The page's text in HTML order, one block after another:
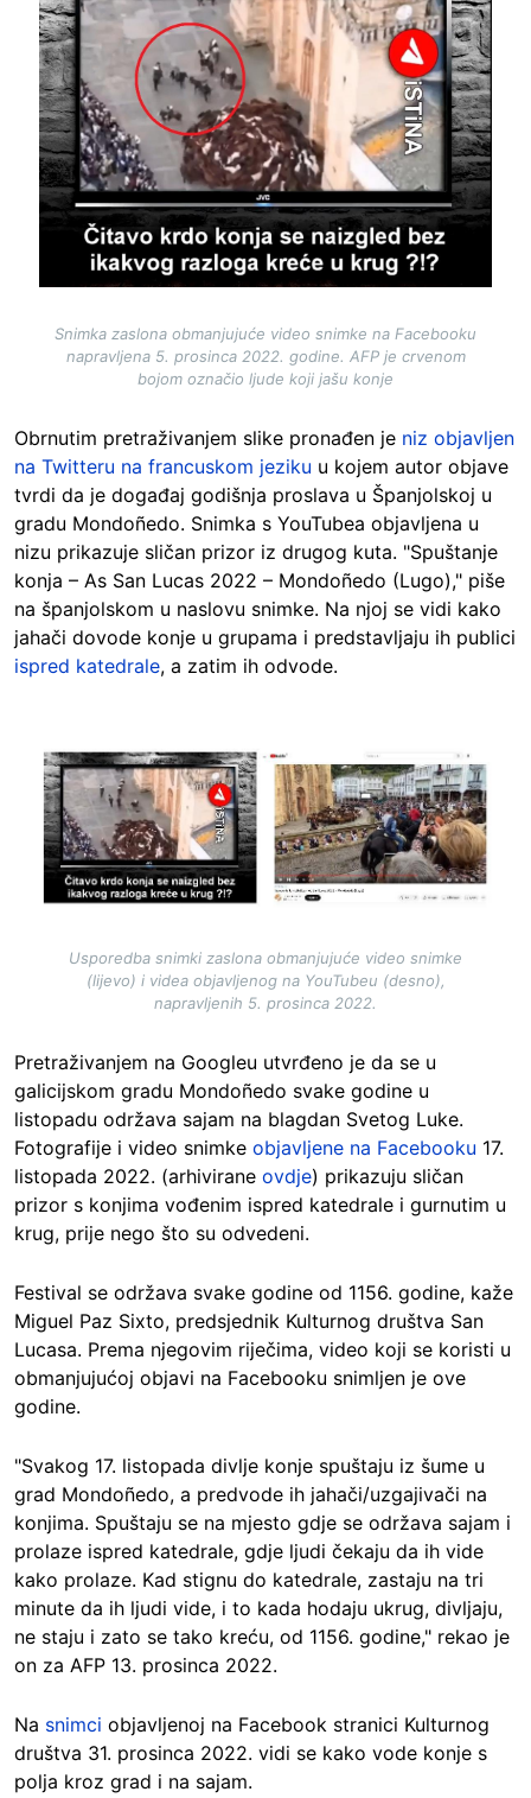
Snimka zaslona obmanjujuće video snimke na Facebooku
napravljena 5. prosinca 2022. godine. AFP je crvenom
bojom označio ljude koji jašu konje
Obrnutim pretraživanjem slike pronađen je niz objavljen
na Twitteru na francuskom jeziku u kojem autor objave
tvrdi da je događaj godišnja proslava u Španjolskoj u
gradu Mondoñedo. Snimka s YouTubea objavljena u
nizu prikazuje sličan prizor iz drugog kuta. "Spuštanje
konja – As San Lucas 2022 – Mondoñedo (Lugo)," piše
na španjolskom u naslovu snimke. Na njoj se vidi kako
jahači dovode konje u grupama i predstavljaju ih publici
ispred katedrale, a zatim ih odvode.
Image
Usporedba snimki zaslona obmanjujuće video snimke
(lijevo) i videa objavljenog na YouTubeu (desno),
napravljenih 5. prosinca 2022.
Pretraživanjem na Googleu utvrđeno je da se u
galicijskom gradu Mondoñedo svake godine u
listopadu održava sajam na blagdan Svetog Luke.
Fotografije i video snimke objavljene na Facebooku 17.
listopada 2022. (arhivirane ovdje) prikazuju sličan
prizor s konjima vođenim ispred katedrale i gurnutim u
krug, prije nego što su odvedeni.
Festival se održava svake godine od 1156. godine, kaže
Miguel Paz Sixto, predsjednik Kulturnog društva San
Lucasa. Prema njegovim riječima, video koji se koristi u
obmanjujućoj objavi na Facebooku snimljen je ove
godine.
"Svakog 17. listopada divlje konje spuštaju iz šume u
grad Mondoñedo, a predvode ih jahači/uzgajivači na
konjima. Spuštaju se na mjesto gdje se održava sajam i
prolaze ispred katedrale, gdje ljudi čekaju da ih vide
kako prolaze. Kad stignu do katedrale, zastaju na tri
minute da ih ljudi vide, i to kada hodaju ukrug, divljaju,
ne staju i zato se tako kreću, od 1156. godine," rekao je
on za AFP 13. prosinca 2022.
Na snimci objavljenoj na Facebook stranici Kulturnog
društva 31. prosinca 2022. vidi se kako vode konje s
polja kroz grad i na sajam.